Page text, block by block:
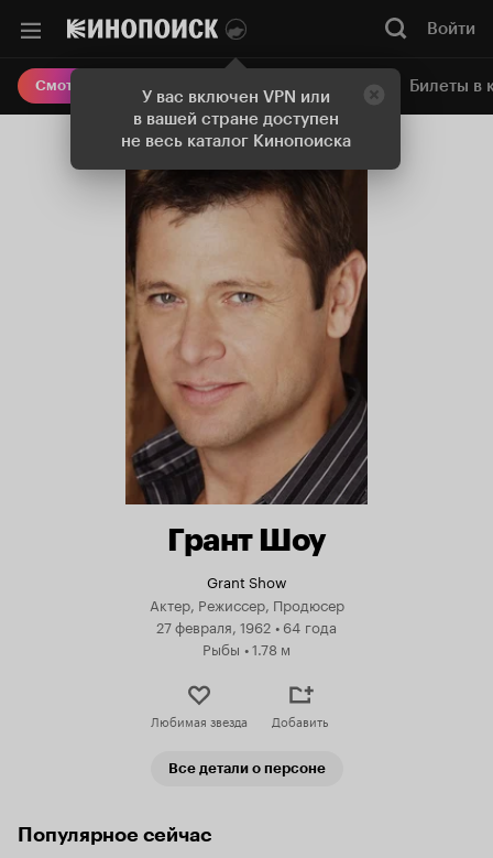
У вас включен VPN или
в вашей стране доступен
не весь каталог Кинопоиска
Войти
Смотреть кино Онлайн-кинотеатр Билеты в
Грант Шоу
Grant Show
Актер, Режиссер, Продюсер
27 февраля, 1962 • 64 года
Рыбы •1.78 м
Любимая звезда Добавить
Все детали о персоне
Популярное сейчас